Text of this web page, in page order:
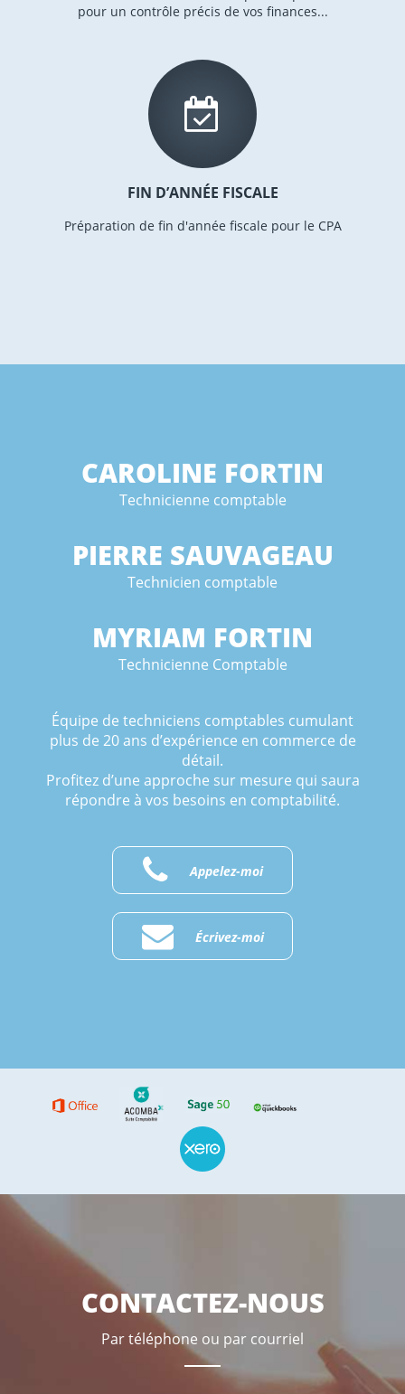
pour un contrôle précis de vos finances...
FIN D’ANNÉE FISCALE
Préparation de fin d'année fiscale pour le CPA
CAROLINE FORTIN
Technicienne comptable
PIERRE SAUVAGEAU
Technicien comptable
MYRIAM FORTIN
Technicienne Comptable
Équipe de techniciens comptables cumulant
plus de 20 ans d’expérience en commerce de
détail.
Profitez d’une approche sur mesure qui saura
répondre à vos besoins en comptabilité.
Appelez-moi
Écrivez-moi
CONTACTEZ-NOUS
Par téléphone ou par courriel